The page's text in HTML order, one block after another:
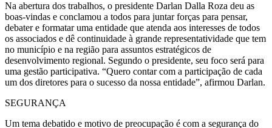
Na abertura dos trabalhos, o presidente Darlan Dalla Roza deu as
boas-vindas e conclamou a todos para juntar forças para pensar,
debater e formatar uma entidade que atenda aos interesses de todos
os associados e dê continuidade à grande representatividade que tem
no município e na região para assuntos estratégicos de
desenvolvimento regional. Segundo o presidente, seu foco será para
uma gestão participativa. “Quero contar com a participação de cada
um dos diretores para o sucesso da nossa entidade”, afirmou Darlan.
SEGURANÇA
Um tema debatido e motivo de preocupação é com a segurança do